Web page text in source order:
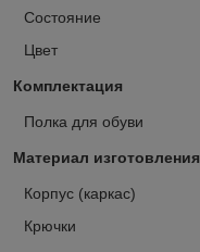
Состояние
Цвет
Комплектация
Полка для обуви
Материал изготовления
Корпус (каркас)
Крючки